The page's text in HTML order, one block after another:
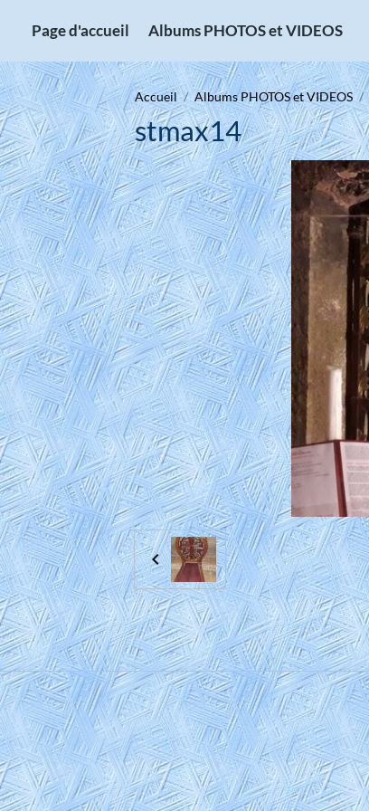
Page d'accueil Albums PHOTOS et VIDEOS
Accueil Albums PHOTOS et VIDEOS
stmax14